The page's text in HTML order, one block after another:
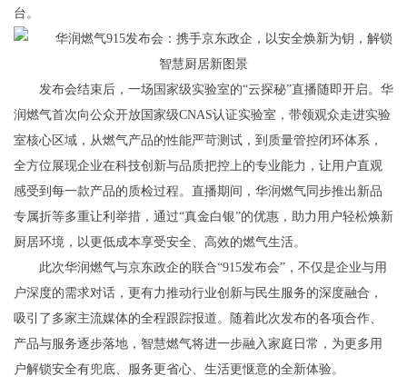
台。
发布会结束后，一场国家级实验室的“云探秘”直播随即开启。华
润燃气首次向公众开放国家级CNAS认证实验室，带领观众走进实验
室核心区域，从燃气产品的性能严苛测试，到质量管控闭环体系，
全方位展现企业在科技创新与品质把控上的专业能力，让用户直观
感受到每一款产品的质检过程。直播期间，华润燃气同步推出新品
专属折等多重让利举措，通过“真金白银”的优惠，助力用户轻松焕新
厨居环境，以更低成本享受安全、高效的燃气生活。
此次华润燃气与京东政企的联合“915发布会”，不仅是企业与用
户深度的需求对话，更有力推动行业创新与民生服务的深度融合，
吸引了多家主流媒体的全程跟踪报道。随着此次发布的各项合作、
产品与服务逐步落地，智慧燃气将进一步融入家庭日常，为更多用
户解锁安全有兜底、服务更省心、生活更惬意的全新体验。